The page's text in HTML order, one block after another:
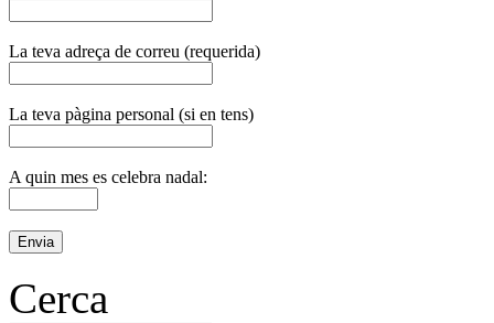
La teva adreça de correu (requerida)
La teva pàgina personal (si en tens)
A quin mes es celebra nadal:
Cerca